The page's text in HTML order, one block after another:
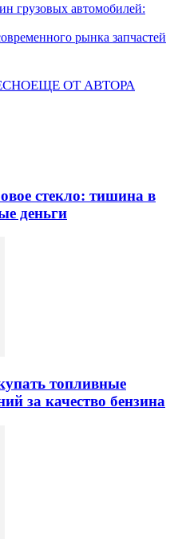
грузовых автомобилей:
рынка запчастей
ЕЩЕ ОТ АВТОРА
стекло: тишина в
деньги
топливные
за качество бензина